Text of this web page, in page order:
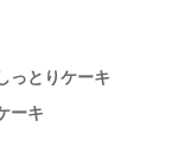
っとりケーキ
ーキ